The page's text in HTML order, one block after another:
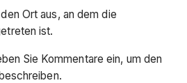
Ort aus, an dem die
ist.
Sie Kommentare ein, um den